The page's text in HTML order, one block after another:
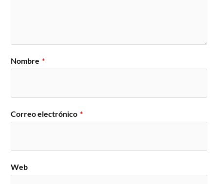
Nombre *
Correo electrónico *
Web